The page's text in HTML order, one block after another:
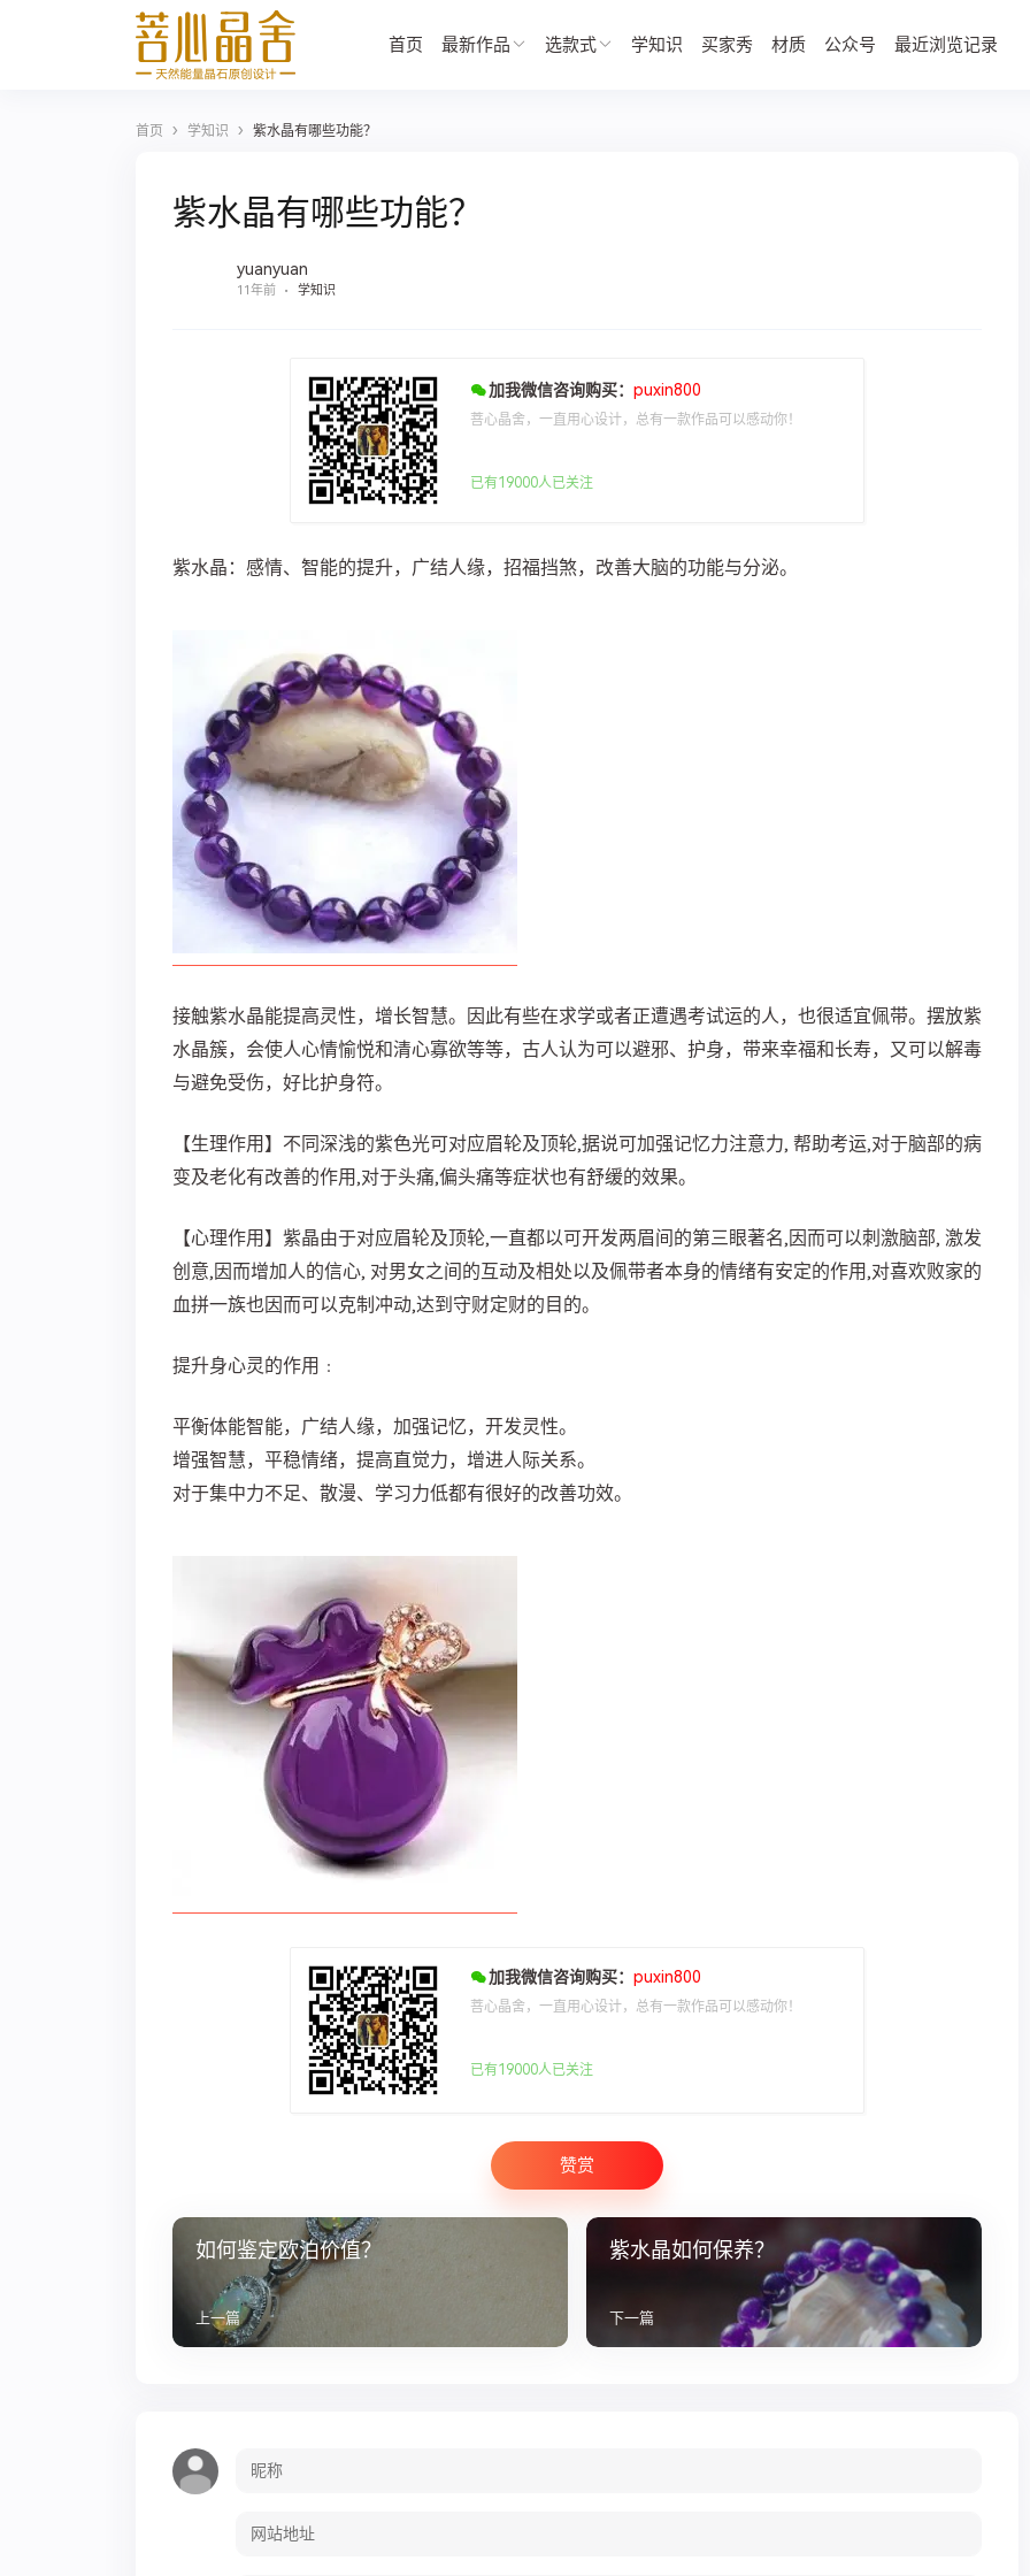
首页 最新作品 选款式 学知识 买家秀 材质 公众号 最近浏览记录
首页 › 学知识 › 紫水晶有哪些功能？
紫水晶有哪些功能？
yuanyuan
11年前 学知识
加我微信咨询购买： puxin800
菩心晶舍，一直用心设计，总有一款作品可以感动你！
已有19000人已关注
紫水晶：感情、智能的提升，广结人缘，招福挡煞，改善大脑的功能与分泌。
接触紫水晶能提高灵性，增长智慧。因此有些在求学或者正遭遇考试运的人，也很适宜佩带。摆放紫
水晶簇，会使人心情愉悦和清心寡欲等等，古人认为可以避邪、护身，带来幸福和长寿，又可以解毒
与避免受伤，好比护身符。
【生理作用】不同深浅的紫色光可对应眉轮及顶轮,据说可加强记忆力注意力, 帮助考运,对于脑部的病
变及老化有改善的作用,对于头痛,偏头痛等症状也有舒缓的效果。
【心理作用】紫晶由于对应眉轮及顶轮,一直都以可开发两眉间的第三眼著名,因而可以刺激脑部, 激发
创意,因而增加人的信心, 对男女之间的互动及相处以及佩带者本身的情绪有安定的作用,对喜欢败家的
血拼一族也因而可以克制冲动,达到守财定财的目的。
提升身心灵的作用﹕
平衡体能智能，广结人缘，加强记忆，开发灵性。
增强智慧，平稳情绪，提高直觉力，增进人际关系。
对于集中力不足、散漫、学习力低都有很好的改善功效。
加我微信咨询购买： puxin800
菩心晶舍，一直用心设计，总有一款作品可以感动你！
已有19000人已关注
赞赏
如何鉴定欧泊价值？
上一篇
紫水晶如何保养？
下一篇